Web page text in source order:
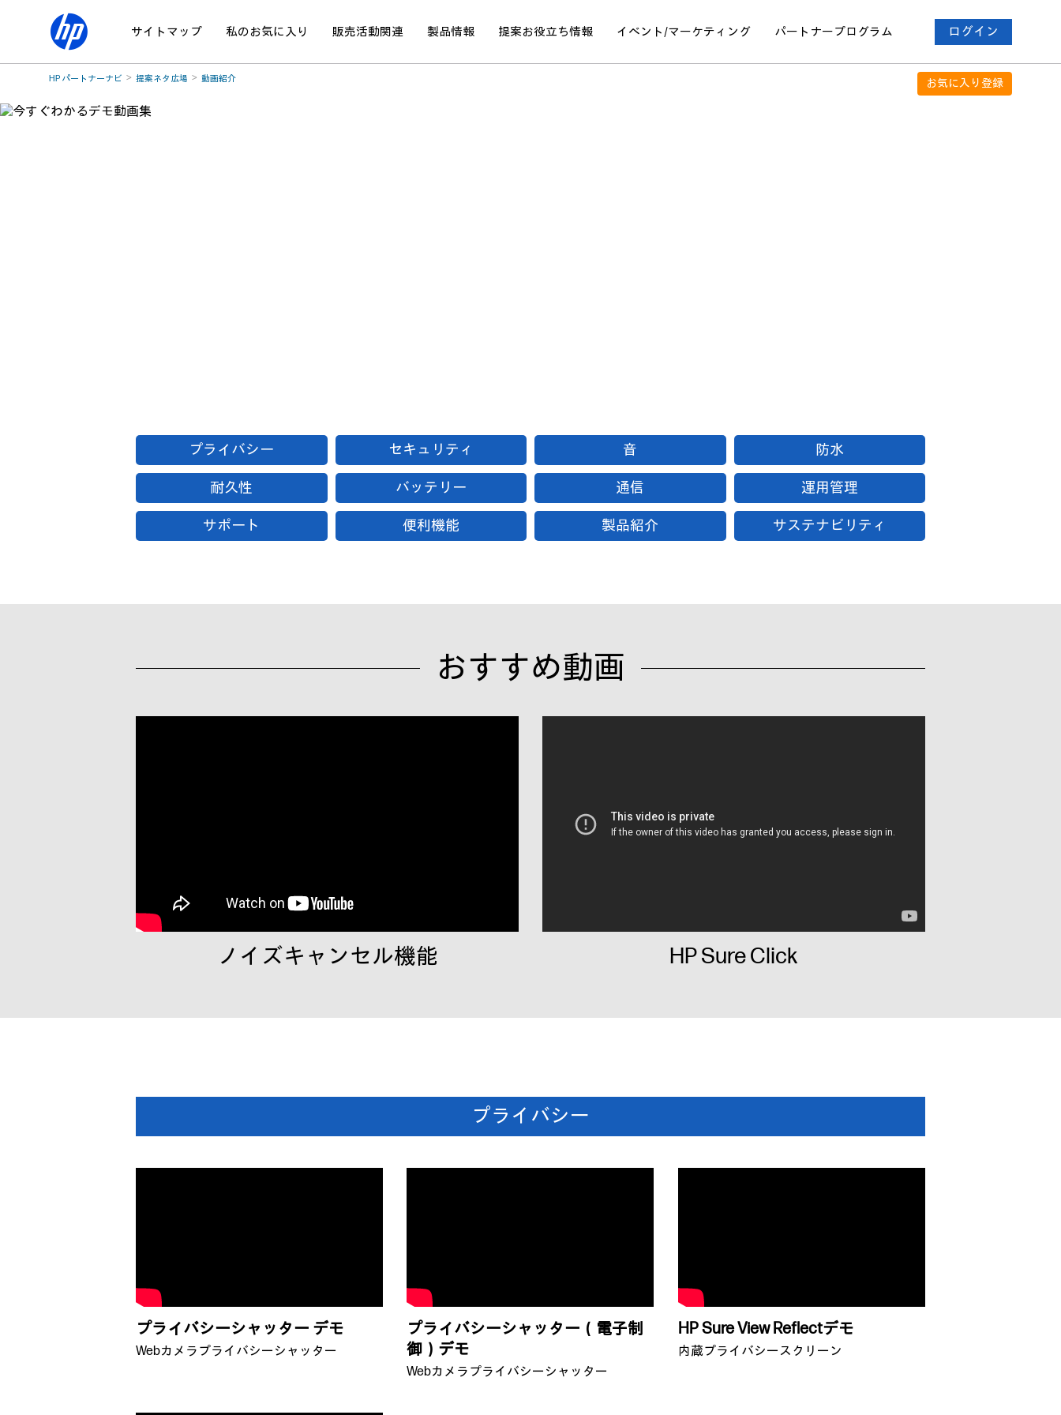
サイトマップ 私のお気に入り 販売活動関連 製品情報 提案お役立ち情報 イベント/マーケティング パートナープログラム ログイン
HP パートナーナビ 提案ネタ広場 動画紹介 お気に入り登録
プライバシー セキュリティ 音 防水
耐久性 バッテリー 通信 運用管理
サポート 便利機能 製品紹介 サステナビリティ
おすすめ動画
ノイズキャンセル機能 HP Sure Click
プライバシー
プライバシーシャッター デモ
Webカメラプライバシーシャッター
プライバシーシャッター（電子制
御）デモ
Webカメラプライバシーシャッター
HP Sure View Reflectデモ
内蔵プライバシースクリーン